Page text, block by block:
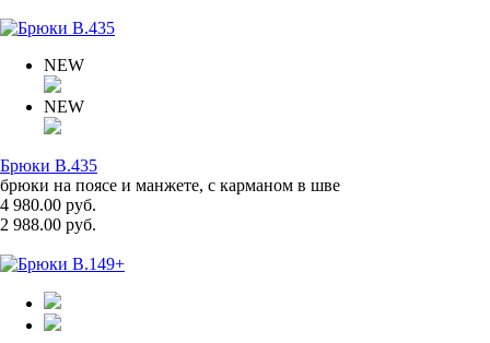
NEW
NEW
Брюки B.435
брюки на поясе и манжете, с карманом в шве
4 980.00 руб.
2 988.00 руб.